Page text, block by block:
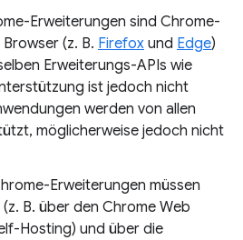
Erweiterungen sind Chrome-
(z. B. Firefox und Edge)
Erweiterungs-APIs wie
ist jedoch nicht
werden von allen
möglicherweise jedoch nicht
Erweiterungen müssen
B. über den Chrome Web
Hosting) und über die